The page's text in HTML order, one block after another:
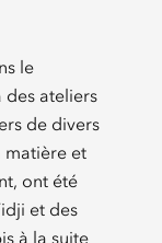
le
ateliers
de divers
matière et
ont été
et des
à la suite